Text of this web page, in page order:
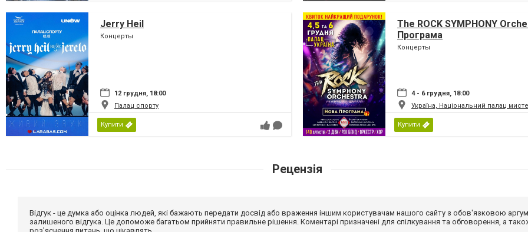
Jerry Heil
Концерты
12 грудня, 18:00
Палац спорту
Купити
The ROCK SYMPHONY
Програма
Концерты
4 - 6 грудня, 18:00
Україна, Національний палац
Купити
Рецензія
Відгук - це думка або оцінка людей, які бажають передати досвід або враження іншим користувачам нашого сайту з обов'язковою
залишеного відгука. Це допоможе багатьом прийняти правильне рішення. Коментарі призначені для спілкування та обговорення, а